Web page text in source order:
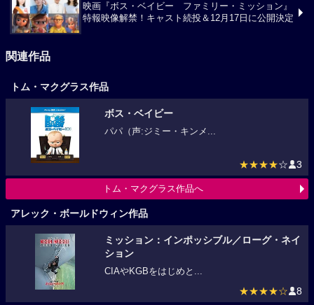
映画『ボス・ベイビー ファミリー・ミッション』
特報映像解禁！キャスト続投＆12月17日に公開決定
関連作品
トム・マクグラス作品
ボス・ベイビー
パパ（声:ジミー・キンメ...
★★★★☆ 3
トム・マクグラス作品へ
アレック・ボールドウィン作品
ミッション：インポッシブル／ローグ・ネイ
ション
CIAやKGBをはじめと...
★★★★☆ 8